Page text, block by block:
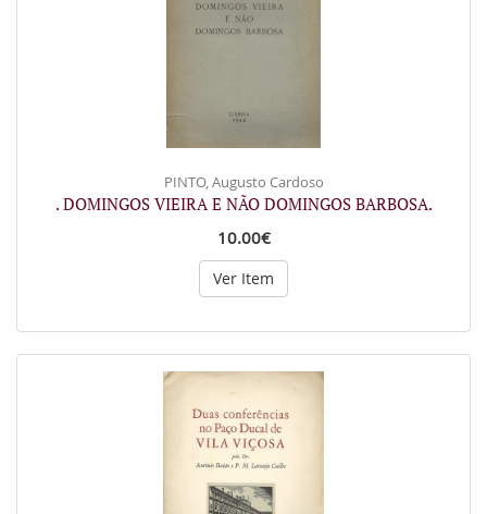
PINTO, Augusto Cardoso
. DOMINGOS VIEIRA E NÃO DOMINGOS BARBOSA.
10.00€
Ver Item